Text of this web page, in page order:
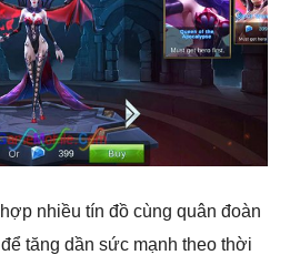
nhiều tín đồ cùng quân đoàn
tăng dần sức mạnh theo thời